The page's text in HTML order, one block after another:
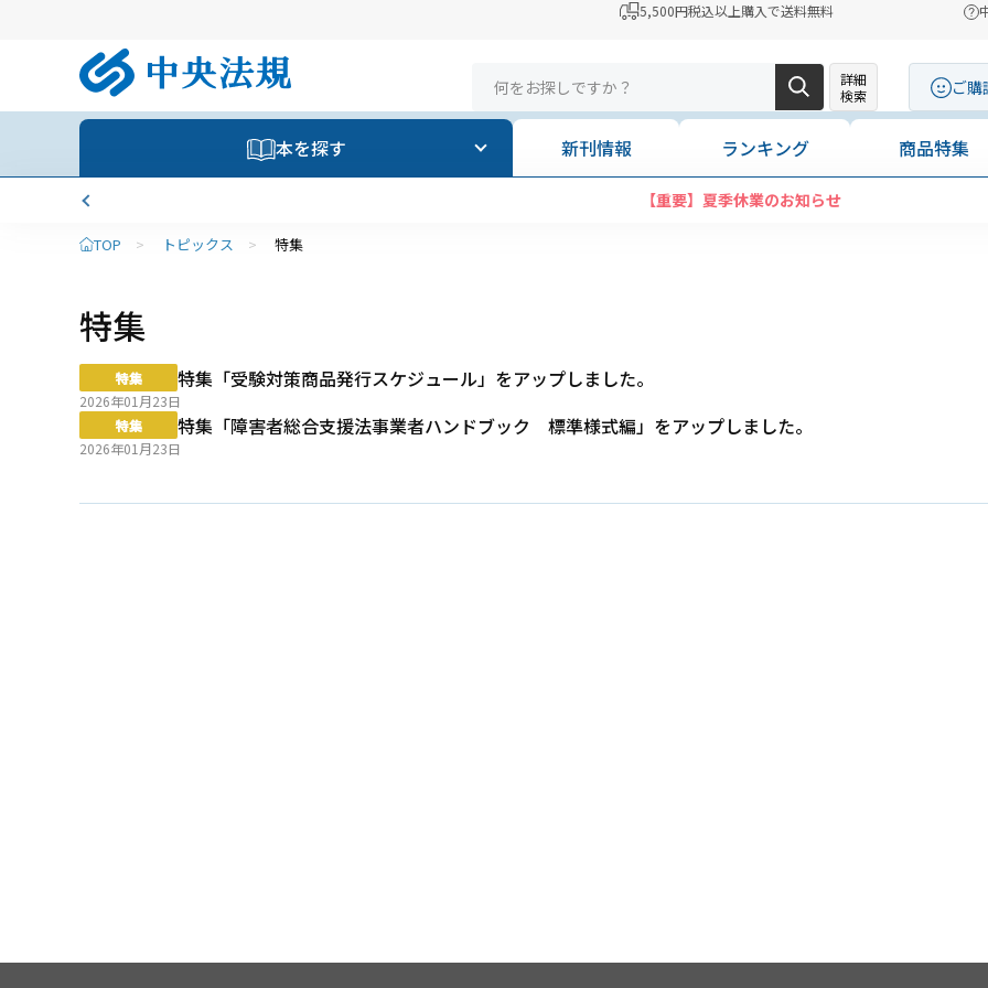
5,500円税込以上購入で送料無料
詳細
検索
ご
本を探す 新刊情報 ランキング 商品特集
【重要】夏季休業のお知らせ
TOP > トピックス > 特集
特集
特集「受験対策商品発行スケジュール」をアップしました。
2026年01月23日
特集「障害者総合支援法事業者ハンドブック 標準様式編」をアップしました。
2026年01月23日